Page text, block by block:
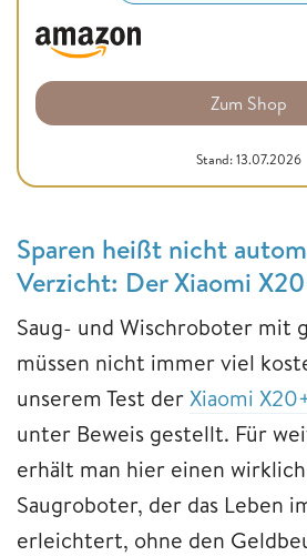
Zum Shop
Stand: 13.07.2026
Sparen heißt nicht
Verzicht: Der Xiaomi
Saug- und Wischroboter mit
müssen nicht immer viel
unserem Test derXiaomi
unter Beweis gestellt. Für
erhält man hier einen
Saugroboter, der das Leben
erleichtert, ohne den